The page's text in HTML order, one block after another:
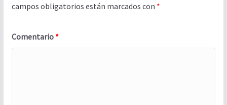
campos obligatorios están marcados con *
Comentario *